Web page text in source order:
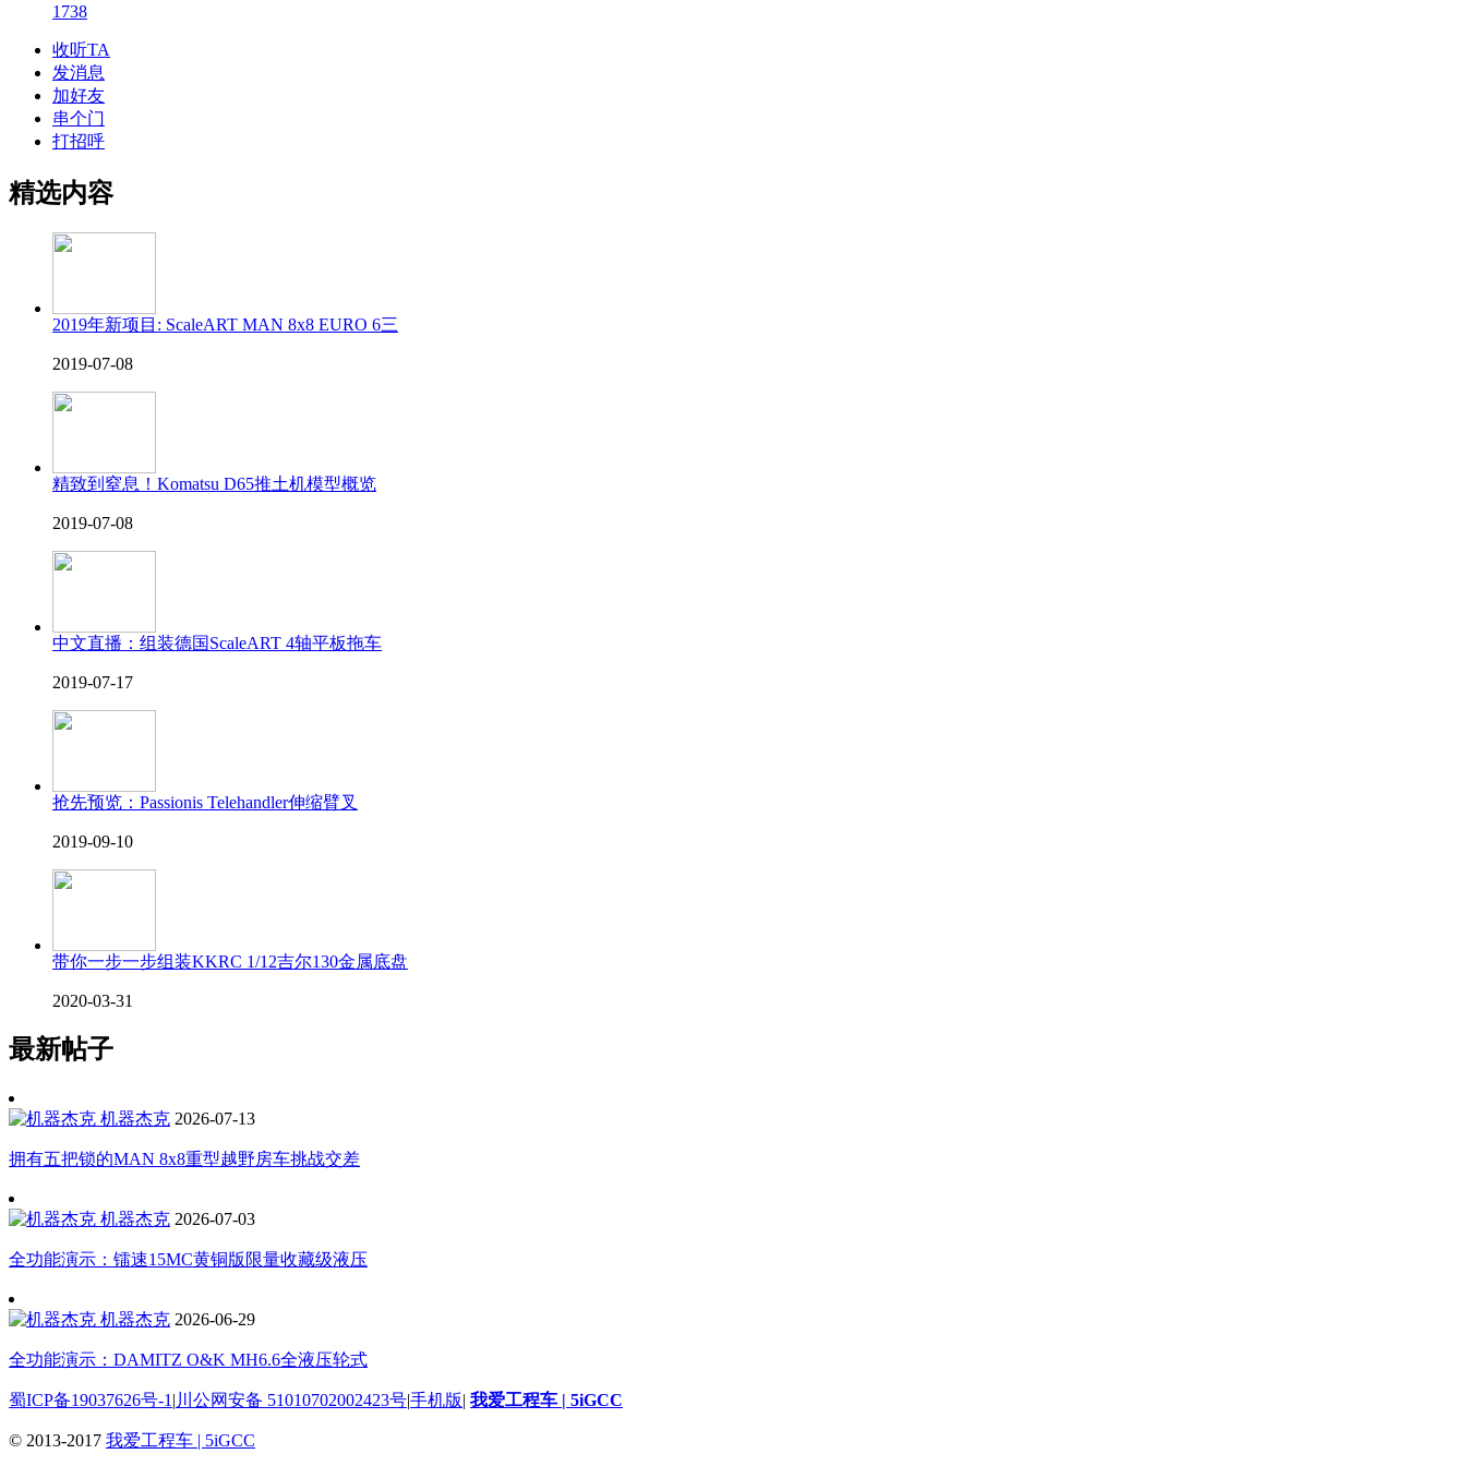
1738
收听TA
发消息
加好友
串个门
打招呼
精选内容
2019年新项目: ScaleART MAN 8x8 EURO 6三
2019-07-08
精致到窒息！Komatsu D65推土机模型概览
2019-07-08
中文直播：组装德国ScaleART 4轴平板拖车
2019-07-17
抢先预览：Passionis Telehandler伸缩臂叉
2019-09-10
带你一步一步组装KKRC 1/12吉尔130金属底盘
2020-03-31
最新帖子
机器杰克 2026-07-13
拥有五把锁的MAN 8x8重型越野房车挑战交差
机器杰克 2026-07-03
全功能演示：镭速15MC黄铜版限量收藏级液压
机器杰克 2026-06-29
全功能演示：DAMITZ O&K MH6.6全液压轮式
蜀ICP备19037626号-1 | 川公网安备 51010702002423号|手机版| 我爱工程车 | 5iGCC
© 2013-2017 我爱工程车 | 5iGCC